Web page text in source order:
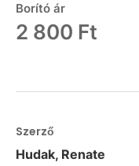
Borító ár
2 800 Ft
Szerző
Hudak, Renate